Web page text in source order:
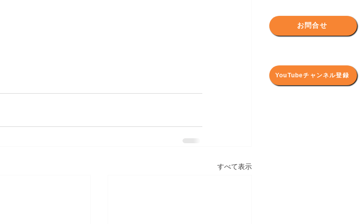
YouTubeチャンネル登録
お問合せ
すべて表示